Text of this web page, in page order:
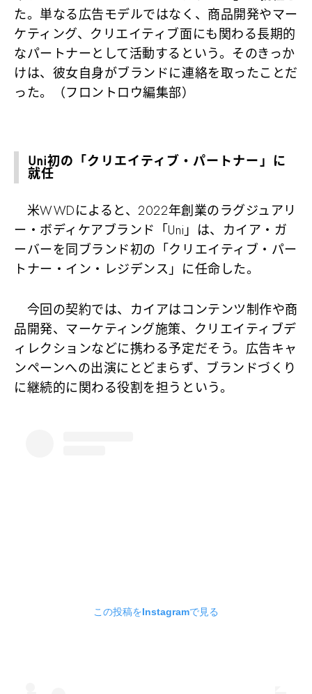
た。単なる広告モデルではなく、商品開発やマー
ケティング、クリエイティブ面にも関わる長期的
なパートナーとして活動するという。そのきっか
けは、彼女自身がブランドに連絡を取ったことだ
った。（フロントロウ編集部）
Uni初の「クリエイティブ・パートナー」に
就任
米WWDによると、2022年創業のラグジュアリ
ー・ボディケアブランド「Uni」は、カイア・ガ
ーバーを同ブランド初の「クリエイティブ・パー
トナー・イン・レジデンス」に任命した。
今回の契約では、カイアはコンテンツ制作や商
品開発、マーケティング施策、クリエイティブデ
ィレクションなどに携わる予定だそう。広告キャ
ンペーンへの出演にとどまらず、ブランドづくり
に継続的に関わる役割を担うという。
この投稿をInstagramで見る